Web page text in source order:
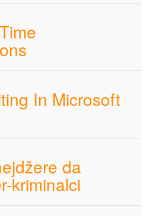
In Microsoft
da
kriminalci